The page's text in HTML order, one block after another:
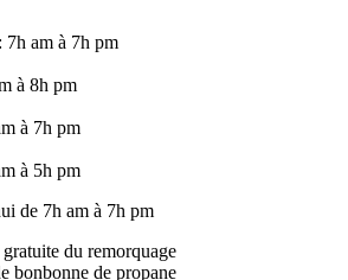
7h am à 7h pm
à 8h pm
à 7h pm
à 5h pm
de 7h am à 7h pm
du remorquage
bonbonne de propane